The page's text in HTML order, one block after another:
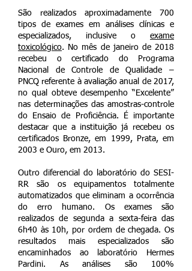
São realizados aproximadamente 700
tipos de exames em análises clínicas e
especializados, inclusive o exame
toxicológico. No mês de janeiro de 2018
recebeu o certificado do Programa
Nacional de Controle de Qualidade –
PNCQ referente à avaliação anual de 2017,
no qual obteve desempenho “Excelente”
nas determinações das amostras-controle
do Ensaio de Proficiência. É importante
destacar que a instituição já recebeu os
certificados Bronze, em 1999, Prata, em
2003 e Ouro, em 2013.
Outro diferencial do laboratório do SESI-
RR são os equipamentos totalmente
automatizados que eliminam a ocorrência
do erro humano. Os exames são
realizados de segunda a sexta-feira das
6h40 às 10h, por ordem de chegada. Os
resultados mais especializados são
encaminhados ao laboratório Hermes
Pardini. As análises são 100%